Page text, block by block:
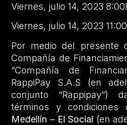
Viernes, julio 14, 2023
Viernes, julio 14, 2023
Por medio del presente
Compañía de
“Compañía de
RappiPay S.A.S (en
conjunto “Rappipay”)
términos y condiciones
Medellín – El Social (en